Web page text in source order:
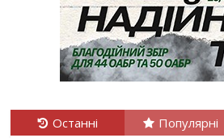
Останні Популярні